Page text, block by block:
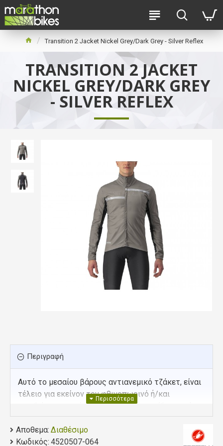
Transition 2 Jacket Nickel Grey/Dark Grey - Silver Reflex
TRANSITION 2 JACKET
NICKEL GREY/DARK GREY
- SILVER REFLEX
Περιγραφή
Αυτό το μεσαίου βάρους αντιανεμικό τζάκετ, είναι
τέλειο για εκείνον τον φθινοπωρινό ή/και
ανοιξιάτικο καιρό, που χρειάζεται να ρίξουμε κάτι
πάνω μας για την ψύχρα, αλλά να μην σαμαρωθούμε
με τη ζακέτα, τη χοντρή, τη μάλλινη, της γιαγιάς.
Αποθεμα: Διαθέσιμο
Κωδικός: 4520507-064